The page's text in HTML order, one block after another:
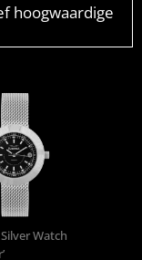
hoogwaardige
Watch